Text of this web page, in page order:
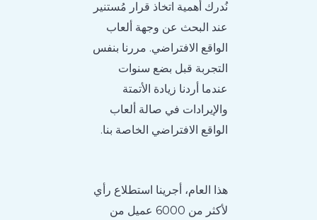
نُدرك أهمية اتخاذ قرار مُستنير
عند البحث عن وجهة ألعاب
الواقع الافتراضي. مررنا بنفس
التجربة قبل بضع سنوات
عندما أردنا زيادة الأتمتة
والإيرادات في صالة ألعاب
الواقع الافتراضي الخاصة بنا.
هذا العام، أجرينا استطلاع رأي
لأكثر من 6000 عميل من